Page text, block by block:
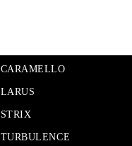
CARAMELLO
LARUS
STRIX
TURBULENCE